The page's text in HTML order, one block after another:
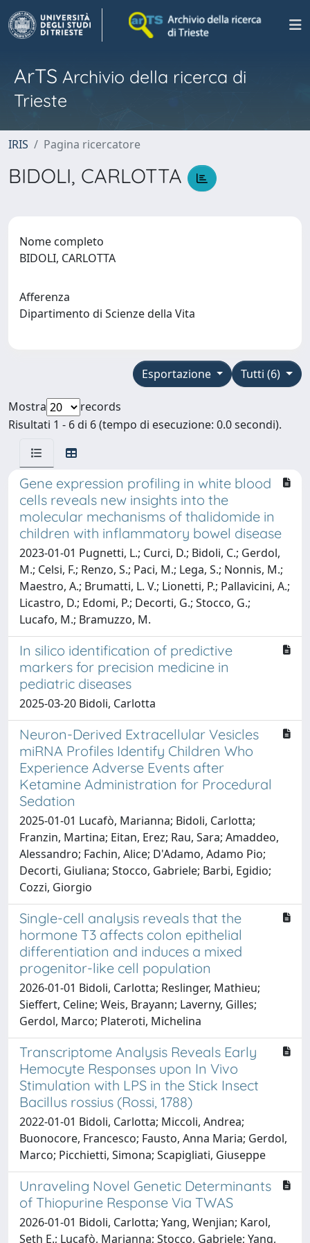
ArTS Archivio della ricerca di
Trieste
IRIS Pagina ricercatore
BIDOLI, CARLOTTA
Nome completo
BIDOLI, CARLOTTA
Afferenza
Dipartimento di Scienze della Vita
Tutti (6)
Esportazione
Mostra
records
Risultati 1 - 6 di 6 (tempo di esecuzione: 0.0 secondi).
Gene expression profiling in white blood
cells reveals new insights into the
molecular mechanisms of thalidomide in
children with inflammatory bowel disease
2023-01-01 Pugnetti, L.; Curci, D.; Bidoli, C.; Gerdol,
M.; Celsi, F.; Renzo, S.; Paci, M.; Lega, S.; Nonnis, M.;
Maestro, A.; Brumatti, L. V.; Lionetti, P.; Pallavicini, A.;
Licastro, D.; Edomi, P.; Decorti, G.; Stocco, G.;
Lucafo, M.; Bramuzzo, M.
In silico identification of predictive
markers for precision medicine in
pediatric diseases
2025-03-20 Bidoli, Carlotta
Neuron-Derived Extracellular Vesicles
miRNA Profiles Identify Children Who
Experience Adverse Events after
Ketamine Administration for Procedural
Sedation
2025-01-01 Lucafò, Marianna; Bidoli, Carlotta;
Franzin, Martina; Eitan, Erez; Rau, Sara; Amaddeo,
Alessandro; Fachin, Alice; D'Adamo, Adamo Pio;
Decorti, Giuliana; Stocco, Gabriele; Barbi, Egidio;
Cozzi, Giorgio
Single-cell analysis reveals that the
hormone T3 affects colon epithelial
differentiation and induces a mixed
progenitor-like cell population
2026-01-01 Bidoli, Carlotta; Reslinger, Mathieu;
Sieffert, Celine; Weis, Brayann; Laverny, Gilles;
Gerdol, Marco; Plateroti, Michelina
Transcriptome Analysis Reveals Early
Hemocyte Responses upon In Vivo
Stimulation with LPS in the Stick Insect
Bacillus rossius (Rossi, 1788)
2022-01-01 Bidoli, Carlotta; Miccoli, Andrea;
Buonocore, Francesco; Fausto, Anna Maria; Gerdol,
Marco; Picchietti, Simona; Scapigliati, Giuseppe
Unraveling Novel Genetic Determinants
of Thiopurine Response Via TWAS
2026-01-01 Bidoli, Carlotta; Yang, Wenjian; Karol,
Seth E.; Lucafò, Marianna; Stocco, Gabriele; Yang,